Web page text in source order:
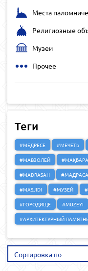
Места
Религиозные
Музеи
Прочее
Теги
#МЕДРЕСЕ #МЕЧЕТЬ
#МАВЗОЛЕЙ
#MADRASAH
#MASJIDI
#МУЗЕЙ
#ГОРОДИЩЕ
#MUZEYI
#АРХИТЕКТУРНЫЙ
Сортировка по